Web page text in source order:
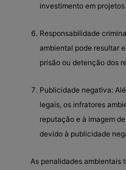
investimento em
Responsabilidade
ambiental pode resultar
prisão ou detenção dos
Publicidade negativa:
legais, os infratores
reputação e à imagem
devido à publicidade
As penalidades ambientais